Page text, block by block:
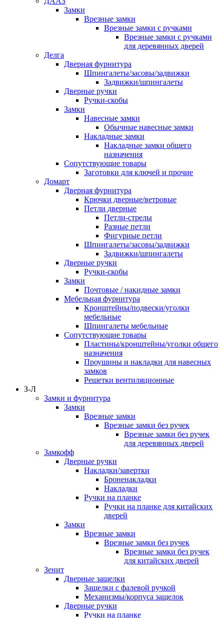
Замки
Врезные замки
Врезные замки с ручками
Врезные замки с ручками
для деревянных дверей
Делга
Дверная фурнитура
Шпингалеты/засовы/задвижки
Задвижки/шпингалеты
Дверные ручки
Ручки-скобы
Замки
Навесные замки
Обычные навесные замки
Накладные замки
Накладные замки общего
назначения
Сопутствующие товары
Заготовки для ключей и прочие
Домарт
Дверная фурнитура
Крючки дверные/ветровые
Петли дверные
Петли-стрелы
Разные петли
Фигурные петли
Шпингалеты/засовы/задвижки
Задвижки/шпингалеты
Дверные ручки
Ручки-скобы
Замки
Почтовые / накидные замки
Мебельная фурнитура
Кронштейны/подвески/уголки
мебельные
Шпингалеты мебельные
Сопутствующие товары
Пластины/кронштейны/уголки общего
назначения
Проушины и накладки для навесных
замков
Решетки вентиляционные
З-Л
Замки и фурнитура
Замки
Врезные замки
Врезные замки без ручек
Врезные замки без ручек
для деревянных дверей
Замкофф
Дверные ручки
Накладки/завертки
Броненакладки
Накладки
Ручки на планке
Ручки на планке для китайских
дверей
Замки
Врезные замки
Врезные замки без ручек
Врезные замки без ручек
для китайских дверей
Зенит
Дверные защелки
Защелки с фалевой ручкой
Механизмы/корпуса защелок
Дверные ручки
Ручки на планке